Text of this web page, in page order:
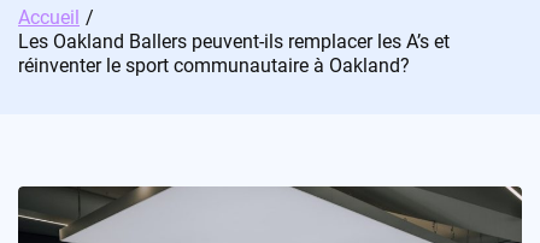
Accueil
Les Oakland Ballers peuvent-ils remplacer les A’s et
réinventer le sport communautaire à Oakland?